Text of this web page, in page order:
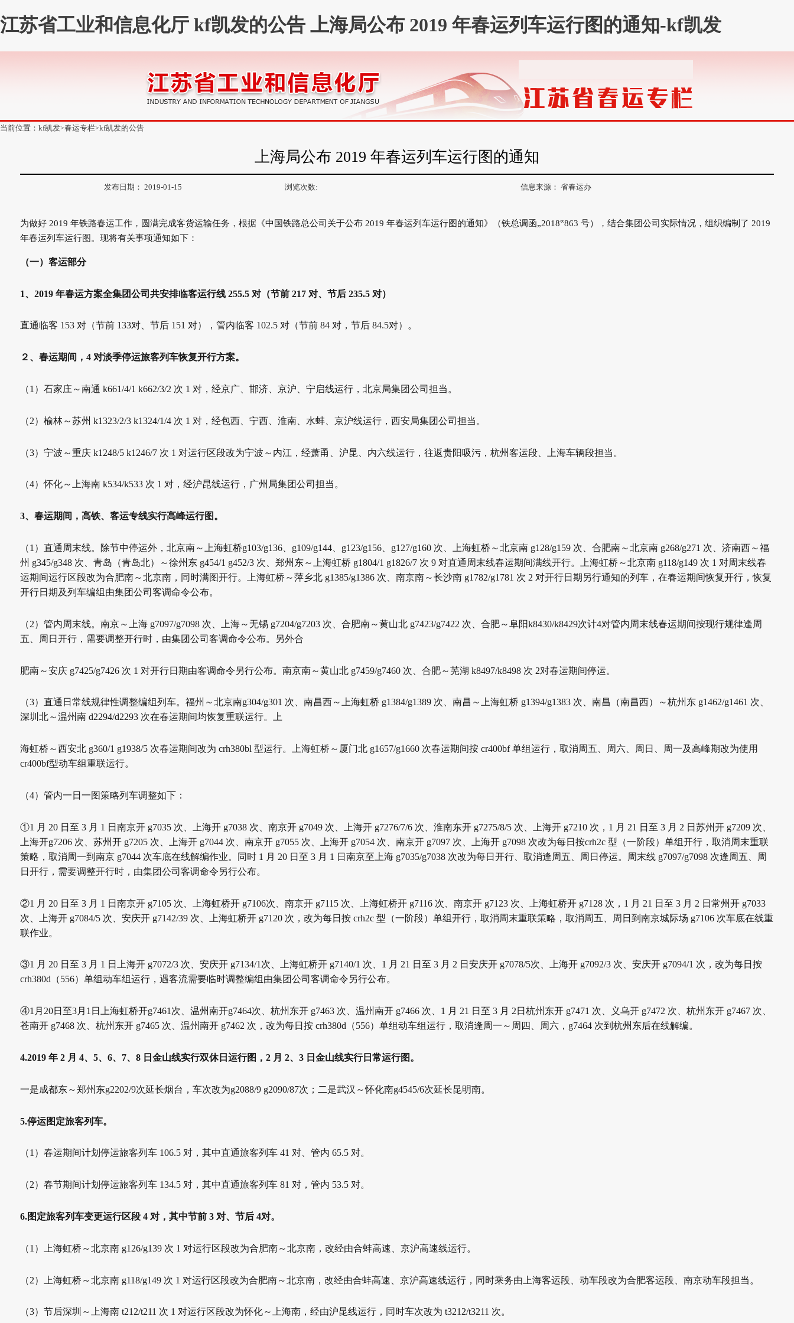
江苏省工业和信息化厅 kf凯发的公告 上海局公布 2019 年春运列车运行图的通知-kf凯发
当前位置： kf凯发>春运专栏>kf凯发的公告
上海局公布 2019 年春运列车运行图的通知
发布日期： 2019-01-15 浏览次数: 信息来源： 省春运办
为做好 2019 年铁路春运工作，圆满完成客货运输任务，根据《中国铁路总公司关于公布 2019 年春运列车运行图的通知》（铁总调函„2018‟863 号），结合集团公司实际情况，组织编制了 2019
年春运列车运行图。现将有关事项通知如下：
（一）客运部分
1、 2019 年春运方案全集团公司共安排临客运行线 255.5 对 （节前 217 对、节后 235.5 对）
直通临客 153 对（节前 133对、节后 151 对），管内临客 102.5 对（节前 84 对，节后 84.5对）。
２、 春运期间，4 对淡季停运旅客列车恢复开行方案。
（1）石家庄～南通 k661/4/1 k662/3/2 次 1 对，经京广、 邯济、京沪、宁启线运行，北京局集团公司担当。
（2）榆林～苏州 k1323/2/3 k1324/1/4 次 1 对，经包西、 宁西、淮南、水蚌、京沪线运行，西安局集团公司担当。
（3）宁波～重庆 k1248/5 k1246/7 次 1 对运行区段改为宁波～内江，经萧甬、沪昆、内六线运行，往返贵阳吸污，杭州客运段、上海车辆段担当。
（4）怀化～上海南 k534/k533 次 1 对，经沪昆线运行，广州局集团公司担当。
3、 春运期间，高铁、客运专线实行高峰运行图。
（1）直通周末线。除节中停运外，北京南～上海虹桥g103/g136、g109/g144、g123/g156、g127/g160 次、上海虹桥～北京南 g128/g159 次、合肥南～北京南 g268/g271 次、济南西～福
州 g345/g348 次、青岛（青岛北）～徐州东 g454/1 g452/3 次、 郑州东～上海虹桥 g1804/1 g1826/7 次 9 对直通周末线春运期间满线开行。上海虹桥～北京南 g118/g149 次 1 对周末线春
运期间运行区段改为合肥南～北京南，同时满图开行。上海虹桥～萍乡北 g1385/g1386 次、南京南～长沙南 g1782/g1781 次 2 对开行日 期另行通知的列车，在春运期间恢复开行，恢复
开行日期及列车编组由集团公司客调命令公布。
（2）管内周末线。南京～上海 g7097/g7098 次、上海～无锡 g7204/g7203 次、合肥南～黄山北 g7423/g7422 次、合肥～阜阳k8430/k8429次计4对管内周末线春运期间按现行规律逢周
五、
周日开行，需要调整开行时，由集团公司客调命令公布。另外合
肥南～安庆 g7425/g7426 次 1 对开行日期由客调命令另行公布。 南京南～黄山北 g7459/g7460 次、合肥～芜湖 k8497/k8498 次 2对春运期间停运。
（3）直通日常线规律性调整编组列车。福州～北京南g304/g301 次、南昌西～上海虹桥 g1384/g1389 次、南昌～上海虹桥 g1394/g1383 次、南昌（南昌西）～杭州东 g1462/g1461 次、
深圳北～温州南 d2294/d2293 次在春运期间均恢复重联运行。上
海虹桥～西安北 g360/1 g1938/5 次春运期间改为 crh380bl 型运行。 上海虹桥～厦门北 g1657/g1660 次春运期间按 cr400bf 单组运行，取消周五、周六、周日、周一及高峰期改为使用
cr400bf型动车组重联运行。
（4）管内一日一图策略列车调整如下：
①1 月 20 日至 3 月 1 日南京开 g7035 次、上海开 g7038 次、 南京开 g7049 次、上海开 g7276/7/6 次、淮南东开 g7275/8/5 次、
上海开 g7210 次，1 月 21 日至 3 月 2 日苏州开 g7209 次、
上海开g7206 次、苏州开 g7205 次、上海开 g7044 次、南京开 g7055 次、 上海开 g7054 次、南京开 g7097 次、上海开 g7098 次改为每日按crh2c 型（一阶段）单组开行，取消周末重联
策略，取消周一到 南京 g7044 次车底在线解编作业。同时 1 月 20 日至 3 月 1 日南京至上海 g7035/g7038 次改为每日开行、取消逢周五、周日停运。
周末线 g7097/g7098 次逢周五、周
日开行，需要调整开行时，由集团公司客调命令另行公布。
②1 月 20 日至 3 月 1 日南京开 g7105 次、上海虹桥开 g7106次、南京开 g7115 次、上海虹桥开 g7116 次、南京开 g7123 次、
上海虹桥开 g7128 次，1 月 21 日至 3 月 2 日常州开 g7033
次、上海开 g7084/5 次、安庆开 g7142/39 次、上海虹桥开 g7120 次，改为每日按 crh2c 型（一阶段）单组开行，取消周末重联策略，取消周五、周日到南京城际场 g7106 次车底在线重
联作业。
③1 月 20 日至 3 月 1 日上海开 g7072/3 次、安庆开 g7134/1次、上海虹桥开 g7140/1 次、1 月 21 日至 3 月 2 日安庆开 g7078/5次、上海开 g7092/3 次、安庆开 g7094/1 次，改为每日按
crh380d （556）单组动车组运行，遇客流需要临时调整编组由集团公司客调命令另行公布。
④1月20日至3月1日上海虹桥开g7461次、温州南开g7464次、杭州东开 g7463 次、温州南开 g7466 次、1 月 21 日至 3 月 2 日杭州东开 g7471 次、义乌开 g7472 次、杭州东开 g7467 次、
苍南开 g7468 次、杭州东开 g7465 次、温州南开 g7462 次，改为每日按 crh380d（556）单组动车组运行，取消逢周一～周四、周六， g7464 次到杭州东后在线解编。
4.2019 年 2 月 4、5、6、7、8 日金山线实行双休日运行图， 2 月 2、3 日金山线实行日常运行图。
一是成都东～郑州东g2202/9次延长烟台，车次改为g2088/9 g2090/87次；二是武汉～怀化南g4545/6次延长昆明南。
5.停运图定旅客列车。
（1）春运期间计划停运旅客列车 106.5 对，其中直通旅客列车 41 对、管内 65.5 对。
（2）春节期间计划停运旅客列车 134.5 对，其中直通旅客列车 81 对，管内 53.5 对。
6.图定旅客列车变更运行区段 4 对，其中节前 3 对、节后 4对。
（1）上海虹桥～北京南 g126/g139 次 1 对运行区段改为合肥南～北京南，改经由合蚌高速、京沪高速线运行。
（2）上海虹桥～北京南 g118/g149 次 1 对运行区段改为合肥南～北京南，改经由合蚌高速、京沪高速线运行，同时乘务由 上海客运段、动车段改为合肥客运段、南京动车段担当。
（3）节后深圳～上海南 t212/t211 次 1 对运行区段改为怀化～上海南，经由沪昆线运行，同时车次改为 t3212/t3211 次。